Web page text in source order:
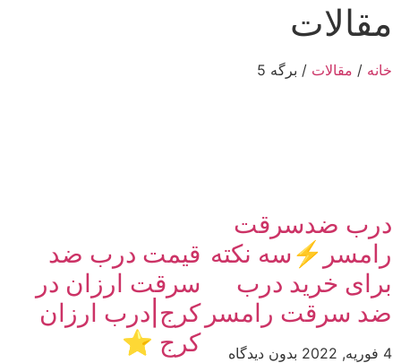
مقالات
خانه / مقالات / برگه 5
درب ضدسرقت
رامسر⚡️سه نکته
برای خرید درب
ضد سرقت رامسر
4 فوریه, 2022
بدون دیدگاه
قیمت درب ضد
سرقت ارزان در
کرج|درب ارزان
کرج ⭐️